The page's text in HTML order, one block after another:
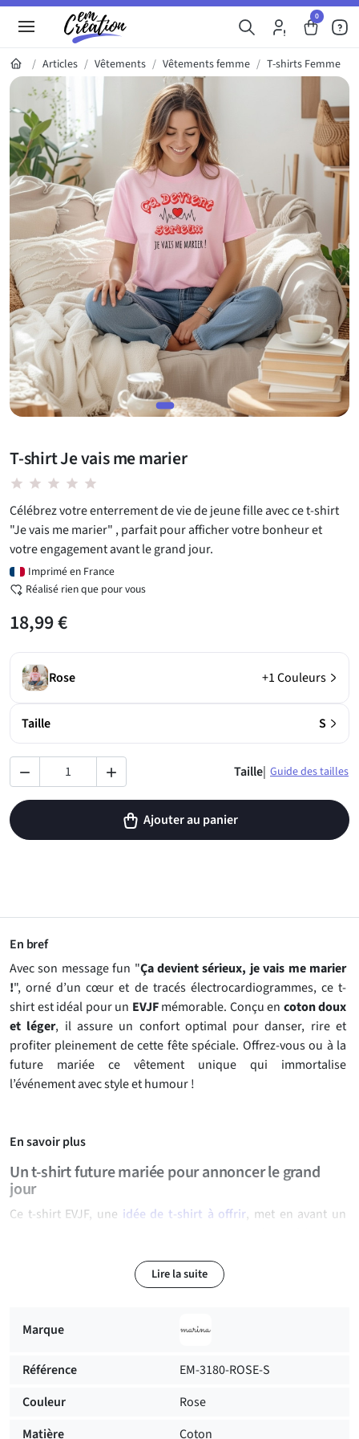
0
Articles Vêtements Vêtements femme T-shirts Femme
Galerie du produit
T-shirt Je vais me marier
star star star star star
Célébrez votre enterrement de vie de jeune fille avec ce t-shirt
"Je vais me marier" , parfait pour afficher votre bonheur et
votre engagement avant le grand jour.
Imprimé en France
Réalisé rien que pour vous
18,99 €
Rose +1 Couleurs
Taille S ›
Taille| Guide des tailles
 
Ajouter au panier
En bref
Avec son message fun "Ça devient sérieux, je vais me marier
!", orné d’un cœur et de tracés électrocardiogrammes, ce t-
shirt est idéal pour un EVJFmémorable. Conçu en coton doux
et léger, il assure un confort optimal pour danser, rire et
profiter pleinement de cette fête spéciale. Offrez-vous ou à la
future mariée ce vêtement unique qui immortalise
l’événement avec style et humour !
En savoir plus
Un t-shirt future mariée pour annoncer le grand
jour
Ce t-shirt EVJF, une idée de t-shirt à offrir, met en avant un
accompagnée d’un petit cœur et d’un tracé de fréquence
cardiaque, rappelant l’émotion et l’excitation du mariage à
élégante, parfaite pour une future mariée qui souhaite
grande douceur et une respirabilité parfaite, idéale pour un
Lire la suite
Marque
Référence
EM-3180-ROSE-S
Couleur
Rose
Matière
Coton